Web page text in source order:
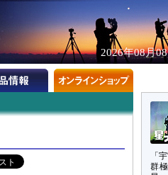
2026年08月08
「
群